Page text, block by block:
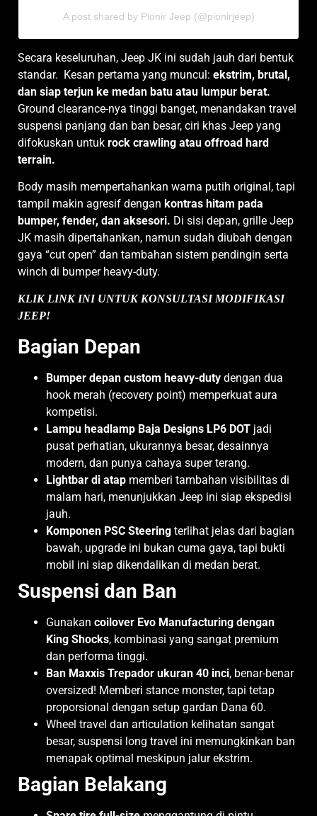
A post shared by Pionir Jeep (@pionirjeep)
Secara keseluruhan, Jeep JK ini sudah jauh dari bentuk
standar. Kesan pertama yang muncul: ekstrim, brutal,
dan siap terjun ke medan batu atau lumpur berat.
Ground clearance-nya tinggi banget, menandakan travel
suspensi panjang dan ban besar, ciri khas Jeep yang
difokuskan untuk rock crawling atau offroad hard
terrain.
Body masih mempertahankan warna putih original, tapi
tampil makin agresif dengan kontras hitam pada
bumper, fender, dan aksesori. Di sisi depan, grille Jeep
JK masih dipertahankan, namun sudah diubah dengan
gaya “cut open” dan tambahan sistem pendingin serta
winch di bumper heavy-duty.
KLIK LINK INI UNTUK KONSULTASI MODIFIKASI
JEEP!
Bagian Depan
Bumper depan custom heavy-duty dengan dua
hook merah (recovery point) memperkuat aura
kompetisi.
Lampu headlamp Baja Designs LP6 DOT jadi
pusat perhatian, ukurannya besar, desainnya
modern, dan punya cahaya super terang.
Lightbar di atap memberi tambahan visibilitas di
malam hari, menunjukkan Jeep ini siap ekspedisi
jauh.
Komponen PSC Steering terlihat jelas dari bagian
bawah, upgrade ini bukan cuma gaya, tapi bukti
mobil ini siap dikendalikan di medan berat.
Suspensi dan Ban
Gunakan coilover Evo Manufacturing dengan
King Shocks, kombinasi yang sangat premium
dan performa tinggi.
Ban Maxxis Trepador ukuran 40 inci, benar-benar
oversized! Memberi stance monster, tapi tetap
proporsional dengan setup gardan Dana 60.
Wheel travel dan articulation kelihatan sangat
besar, suspensi long travel ini memungkinkan ban
menapak optimal meskipun jalur ekstrim.
Bagian Belakang